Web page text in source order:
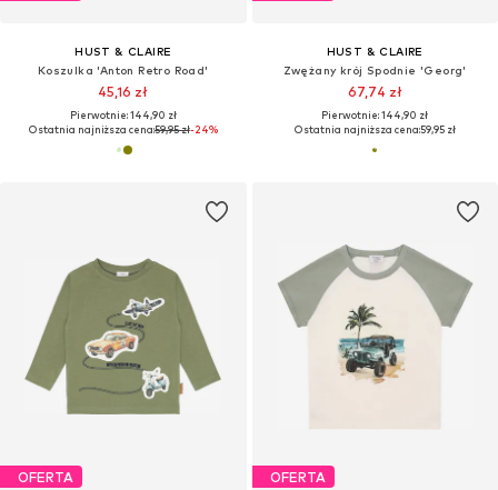
HUST & CLAIRE
Koszulka 'Anton Retro Road'
45,16 zł
Pierwotnie: 144,90 zł
Ostatnia najniższa cena:59,95 zł-24%
HUST & CLAIRE
Zwężany krój Spodnie 'Georg'
67,74 zł
Pierwotnie: 144,90 zł
Ostatnia najniższa cena:59,95 zł
OFERTA OFERTA